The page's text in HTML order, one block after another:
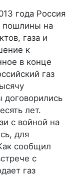
года Россия
пошлины на
газа и
к
в конце
газ
договорились
лет.
с войной на
для
сообщил
с
газ